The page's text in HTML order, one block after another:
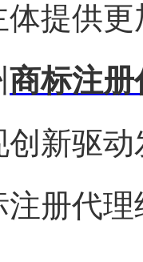
体提供
商标注册
新驱
册代